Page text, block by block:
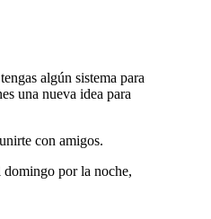
algún sistema para
una nueva idea para
con amigos.
domingo por la noche,